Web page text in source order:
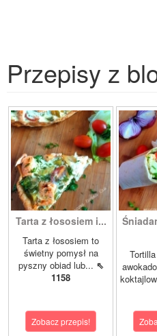
Przepisy z
Tarta z łososiem i...
Tarta z łososiem to
świetny pomysł na
pyszny obiad lub... ⇖
1158
Zobacz przepis!